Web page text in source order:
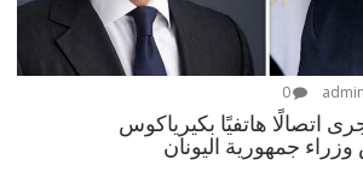
0
اتصالًا هاتفيًا بكيرياكوس
جمهورية اليونان